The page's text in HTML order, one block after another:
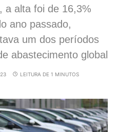
a alta foi de 16,3%
ano passado,
um dos períodos
abastecimento global
LEITURA DE 1 MINUTOS